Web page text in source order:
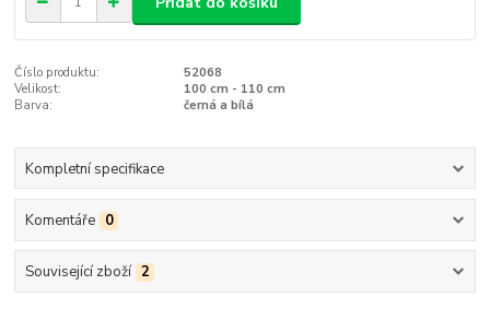
Číslo produktu:
52068
Velikost:
100 cm - 110 cm
Barva:
černá a bílá
Kompletní specifikace
Komentáře 0
Související zboží 2